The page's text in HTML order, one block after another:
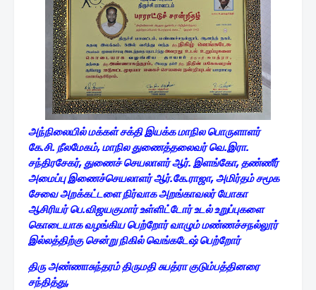
அந்நிலையில் மக்கள் சக்தி இயக்க மாநில பொருளாளர்
கே.சி. நீலமேகம், மாநில துணைத்தலைவர் வெ.இரா.
சந்திரசேகர், துணைச் செயலாளர் ஆர். இளங்கோ, தண்ணீர்
அமைப்பு இணைச்செயலாளர் ஆர்.கே.ராஜா, அமிர்தம் சமூக
சேவை அறக்கட்டளை நிர்வாக அறங்காவலர் யோகா
ஆசிரியர் பெ.விஜயகுமார் உள்ளிட்டோர் உடல் உறுப்புகளை
கொடையாக வழங்கிய பெற்றோர் வாழும் மண்ணச்சநல்லூர்
இல்லத்திற்கு சென்றுநிகில் வெங்கடேஷ் பெற்றோர்
திரு அண்ணாசுந்தரம் திருமதி சுபத்ரா குடும்பத்தினரை
சந்தித்து,